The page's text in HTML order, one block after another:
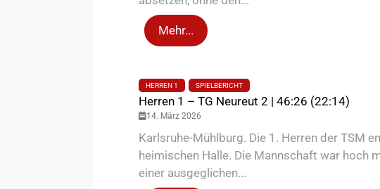
Mehr...
HERREN 1 SPIELBERICHT
Herren 1 – TG Neureut 2 | 46:26 (22:14)
14. März 2026
Karlsruhe-Mühlburg. Die 1. Herren der TSM
heimischen Halle. Die Mannschaft war hoch
einer ausgeglichen...